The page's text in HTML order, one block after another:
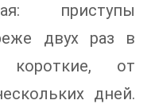
приступы
двух раз в
короткие, от
дней.